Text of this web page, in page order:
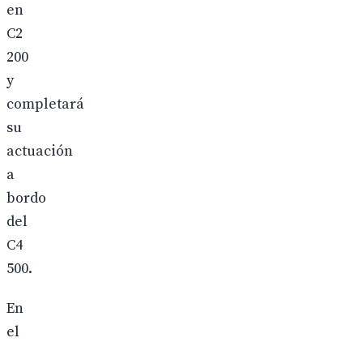
en
C2
200
y
completará
su
actuación
a
bordo
del
C4
500.
En
el